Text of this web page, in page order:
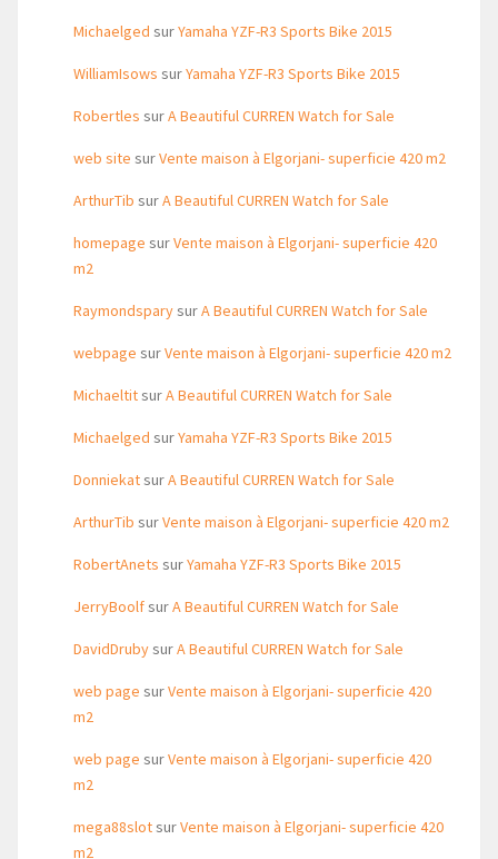
Michaelged surYamaha YZF-R3 Sports Bike 2015
WilliamIsows surYamaha YZF-R3 Sports Bike 2015
Robertles surA Beautiful CURREN Watch for Sale
web site surVente maison à Elgorjani- superficie 420 m2
ArthurTib surA Beautiful CURREN Watch for Sale
homepage surVente maison à Elgorjani- superficie 420
m2
RaymondsparysurA Beautiful CURREN Watch for Sale
webpage surVente maison à Elgorjani- superficie 420 m2
MichaeltitsurA Beautiful CURREN Watch for Sale
Michaelged surYamaha YZF-R3 Sports Bike 2015
DonniekatsurA Beautiful CURREN Watch for Sale
ArthurTib surVente maison à Elgorjani- superficie 420 m2
RobertAnets surYamaha YZF-R3 Sports Bike 2015
JerryBoolfsurA Beautiful CURREN Watch for Sale
DavidDrubysurA Beautiful CURREN Watch for Sale
web page surVente maison à Elgorjani- superficie 420
m2
web page surVente maison à Elgorjani- superficie 420
m2
mega88slotsurVente maison à Elgorjani- superficie 420
m2